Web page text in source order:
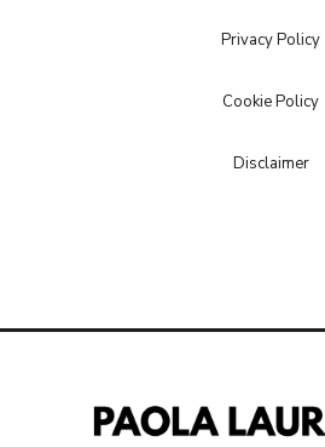
Privacy Policy
Cookie Policy
Disclaimer